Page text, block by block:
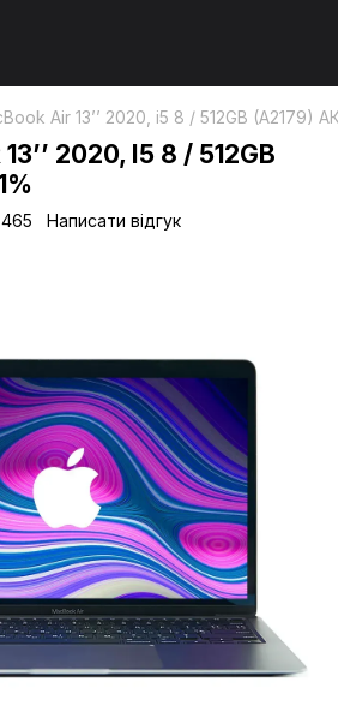
Air 13’’ 2020, i5 8 / 512GB (A2179)
2020, I5 8 / 512GB
Написати відгук